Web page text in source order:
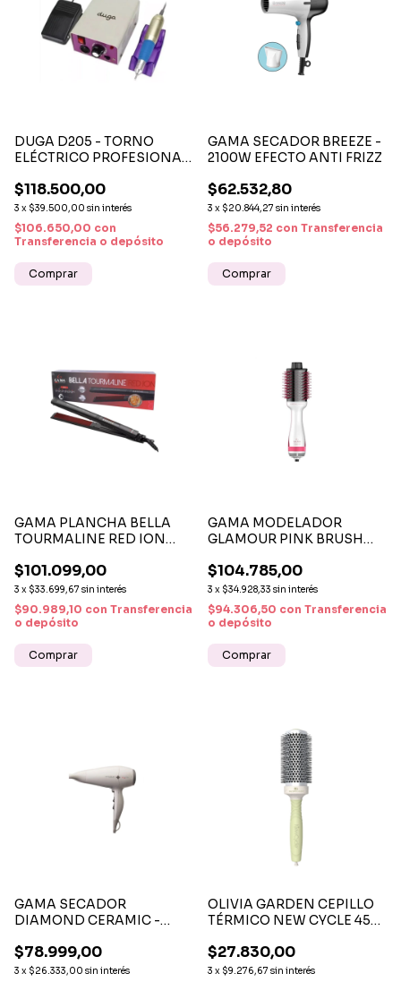
DUGA D205 - TORNO
ELÉCTRICO PROFESIONAL
$118.500,00
3 x $39.500,00 sin interés
$106.650,00 con
Transferencia o depósito
GAMA SECADOR BREEZE -
2100W EFECTO ANTI FRIZZ
$62.532,80
3 x $20.844,27 sin interés
$56.279,52 con Transferencia
o depósito
GAMA PLANCHA BELLA
TOURMALINE RED ION
PROFESIONAL CON
TECNOLOGÍA
TOURMALINE
$101.099,00
3 x $33.699,67 sin interés
$90.989,10 con Transferencia
o depósito
GAMA MODELADOR
GLAMOUR PINK BRUSH
SECADOR Y ALISADOR
PROFESIONAL
$104.785,00
3 x $34.928,33 sin interés
$94.306,50 con Transferencia
o depósito
GAMA SECADOR
DIAMOND CERAMIC -
ANTIFRIZZ Y SECADO
PROFESIONAL
$78.999,00
3 x $26.333,00 sin interés
OLIVIA GARDEN CEPILLO
TÉRMICO NEW CYCLE 45
PROFESIONAL ANTIFRIZZ
Y DE SECADO RÁPIDO
$27.830,00
3 x $9.276,67 sin interés